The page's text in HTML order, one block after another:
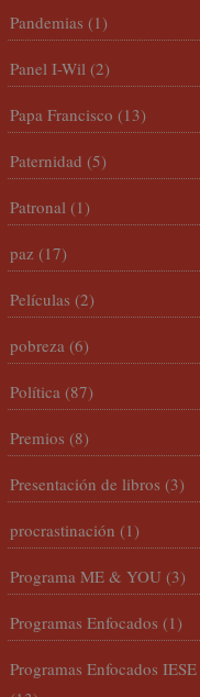
Pandemias (1)
Panel I-Wil (2)
Papa Francisco (13)
Paternidad (5)
Patronal (1)
paz (17)
Películas (2)
pobreza (6)
Política (87)
Premios (8)
Presentación de libros (3)
procrastinación (1)
Programa ME & YOU (3)
Programas Enfocados (1)
Programas Enfocados IESE